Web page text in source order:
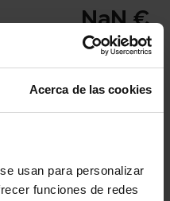
Acerca de las cookies
usan para personalizar
funciones de redes
NaN €